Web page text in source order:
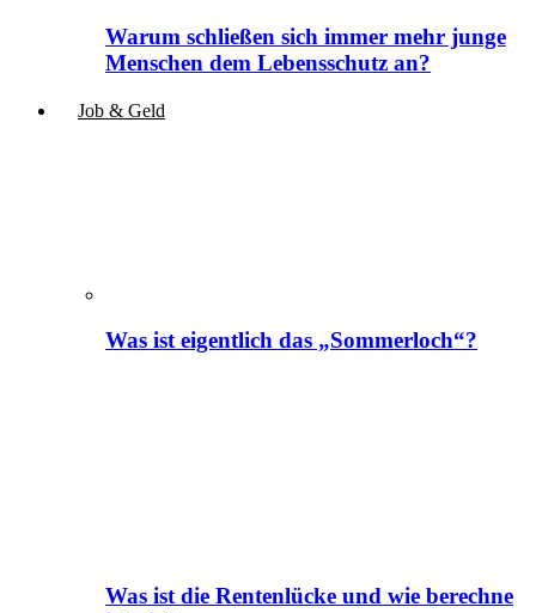
Warum schließen sich immer mehr junge
Menschen dem Lebensschutz an?
Job & Geld
Was ist eigentlich das „Sommerloch“?
Was ist die Rentenlücke und wie berechne